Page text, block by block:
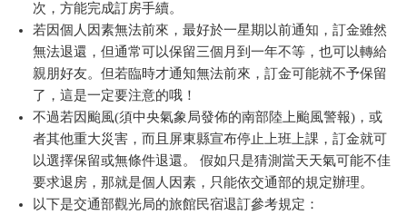
次，方能完成訂房手續。
若因個人因素無法前來，最好於一星期以前通知，訂金雖然
無法退還，但通常可以保留三個月到一年不等，也可以轉給
親朋好友。但若臨時才通知無法前來，訂金可能就不予保留
了，這是一定要注意的哦！
不過若因颱風(須中央氣象局發佈的南部陸上颱風警報)，或
者其他重大災害，而且屏東縣宣布停止上班上課，訂金就可
以選擇保留或無條件退還。 假如只是猜測當天天氣可能不佳
要求退房，那就是個人因素，只能依交通部的規定辦理。
以下是交通部觀光局的旅館民宿退訂參考規定：